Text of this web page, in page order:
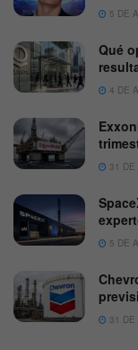
5 DE
Qué
4 DE
31 DE
5 DE
31 DE